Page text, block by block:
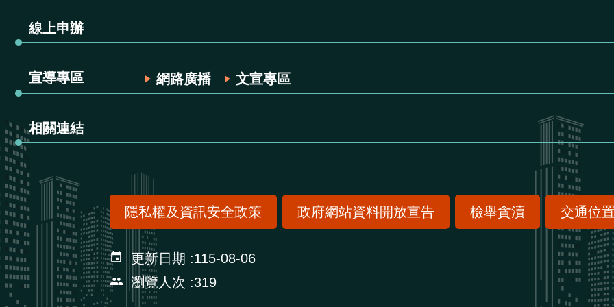
線上申辦
宣導專區 網路廣播 文宣專區
相關連結
隱私權及資訊安全政策 政府網站資料開放宣告 檢舉貪瀆 交通位
更新日期
115-08-06
瀏覽人次
319